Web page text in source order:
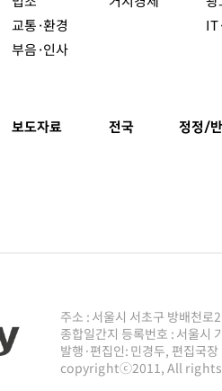
교통·환경
부음·인사
보도자료 전국 정정/
주소 : 서울시 서초구 방배천
종합일간지 등록번호 : 서울시
발행·편집인: 민경두, 편집국
copyrightⓒ2011, All rights